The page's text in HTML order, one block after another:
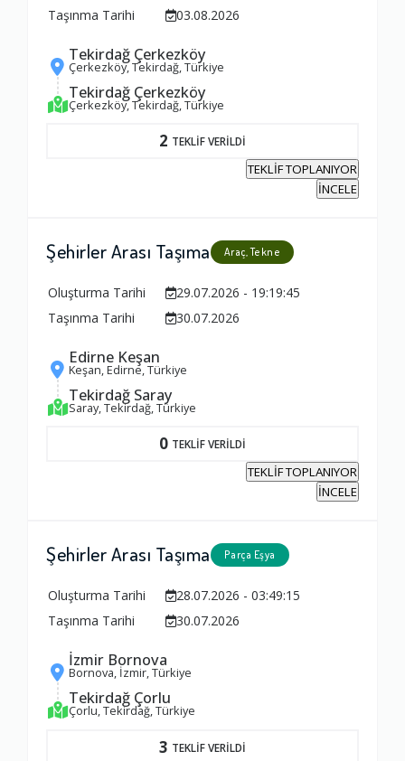
Taşınma Tarihi
03.08.2026
Tekirdağ Çerkezköy
Çerkezköy, Tekirdağ, Türkiye
Tekirdağ Çerkezköy
Çerkezköy, Tekirdağ, Türkiye
2 TEKLİF VERİLDİ
TEKLİF TOPLANIYOR
İNCELE
Şehirler Arası Taşıma Araç, Tekne
Oluşturma Tarihi
29.07.2026 - 19:19:45
Taşınma Tarihi
30.07.2026
Edirne Keşan
Keşan, Edirne, Türkiye
Tekirdağ Saray
Saray, Tekirdağ, Türkiye
0 TEKLİF VERİLDİ
TEKLİF TOPLANIYOR
İNCELE
Şehirler Arası Taşıma Parça Eşya
Oluşturma Tarihi
28.07.2026 - 03:49:15
Taşınma Tarihi
30.07.2026
İzmir Bornova
Bornova, İzmir, Türkiye
Tekirdağ Çorlu
Çorlu, Tekirdağ, Türkiye
3 TEKLİF VERİLDİ